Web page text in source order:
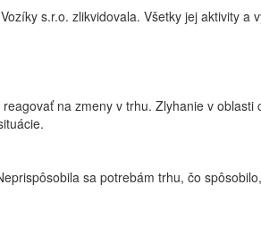
s.r.o. zlikvidovala. Všetky jej aktivity a
na zmeny v trhu. Zlyhanie v oblasti
sa potrebám trhu, čo